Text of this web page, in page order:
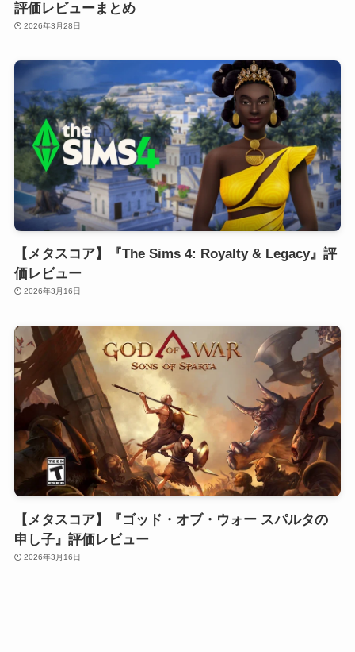
評価レビューまとめ
2026年3月28日
【メタスコア】『The Sims 4: Royalty & Legacy』評
価レビュー
2026年3月16日
【メタスコア】『ゴッド・オブ・ウォー スパルタの
申し子』評価レビュー
2026年3月16日